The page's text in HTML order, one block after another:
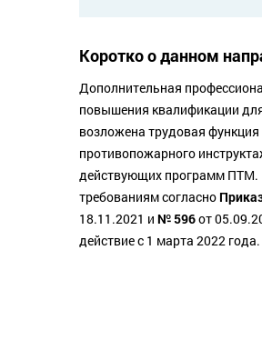
Коротко о данном
Дополнительная
повышения квалификации
возложена трудовая
противопожарного
действующих программ ПТМ.
требованиям согласно
18.11.2021 и № 596от
действие с 1 марта 2022 года.